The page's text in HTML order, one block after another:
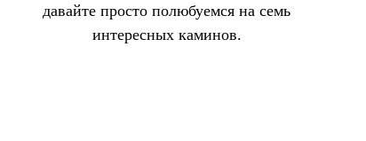
давайте просто полюбуемся на семь
интересных каминов.